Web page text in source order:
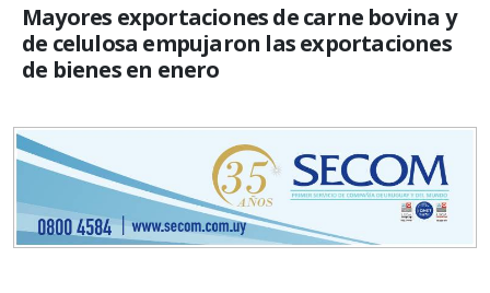
Mayores exportaciones de carne bovina y
de celulosa empujaron las exportaciones
de bienes en enero